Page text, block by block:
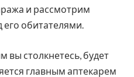
и рассмотрим
его обитателями.
вы столкнетесь, будет
главным аптекарем